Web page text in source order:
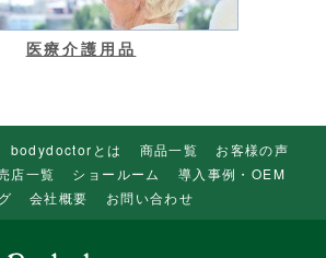
医療介護用品
bodydoctorとは 商品一覧
お客様の声
店一覧 ショールーム
導入事例・OEM
会社概要 お問い合わせ